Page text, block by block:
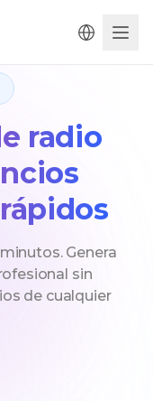
radio
Genera
sin
de cualquier